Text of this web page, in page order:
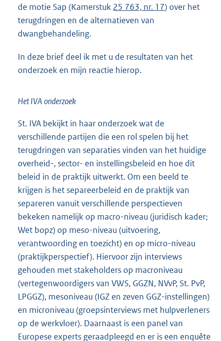
de motie Sap (Kamerstuk 25 763, nr. 17) over het
terugdringen en de alternatieven van
dwangbehandeling.
In deze brief deel ik met u de resultaten van het
onderzoek en mijn reactie hierop.
Het IVA onderzoek
St. IVA bekijkt in haar onderzoek wat de
verschillende partijen die een rol spelen bij het
terugdringen van separaties vinden van het huidige
overheid-, sector- en instellingsbeleid en hoe dit
beleid in de praktijk uitwerkt. Om een beeld te
krijgen is het separeerbeleid en de praktijk van
separeren vanuit verschillende perspectieven
bekeken namelijk op macro-niveau (juridisch kader;
Wet bopz) op meso-niveau (uitvoering,
verantwoording en toezicht) en op micro-niveau
(praktijkperspectief). Hiervoor zijn interviews
gehouden met stakeholders op macroniveau
(vertegenwoordigers van VWS, GGZN, NVvP, St. PvP,
LPGGZ), mesoniveau (IGZ en zeven GGZ-instellingen)
en microniveau (groepsinterviews met hulpverleners
op de werkvloer). Daarnaast is een panel van
Europese experts geraadpleegd en er is een enquête